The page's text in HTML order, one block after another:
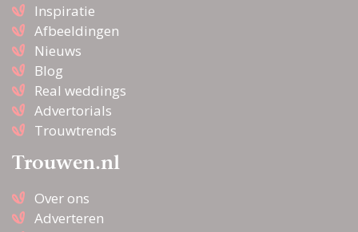
Inspiratie
Afbeeldingen
Nieuws
Blog
Real weddings
Advertorials
Trouwtrends
Trouwen.nl
Over ons
Adverteren